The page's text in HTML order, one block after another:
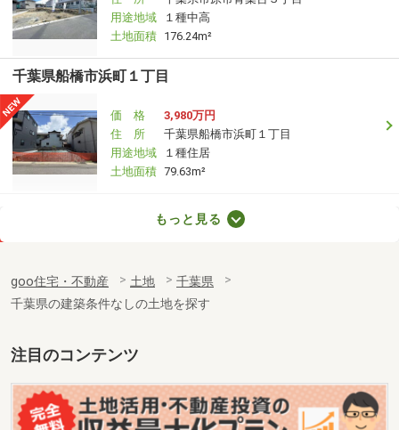
用途地域
１種中高
土地面積 176.24m²
千葉県船橋市浜町１丁目
価 格
3,980万円
住 所
千葉県船橋市浜町１丁目
用途地域
１種住居
土地面積 79.63m²
用途地域
１種低層
土地面積 165.34m²
千葉県千葉市若葉区小倉町
価 格
1,680万円
住 所
千葉県千葉市若葉区小倉町
用途地域 １種低層
もっと見る
goo住宅・不動産 土地
千葉県
千葉県の建築条件なしの土地を探す
注目のコンテンツ